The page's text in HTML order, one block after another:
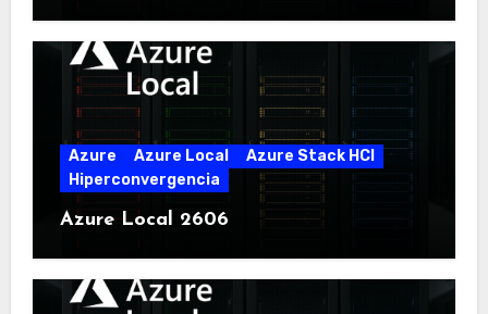
Azure Azure Local
Azure Stack HCI
Hiperconvergencia
Azure Local 2606